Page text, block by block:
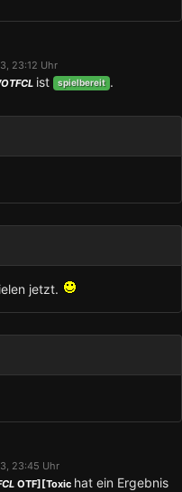
23:12 Uhr
ist spielbereit .
jetzt.
23:45 Uhr
OTF][Toxic hat ein Ergebnis